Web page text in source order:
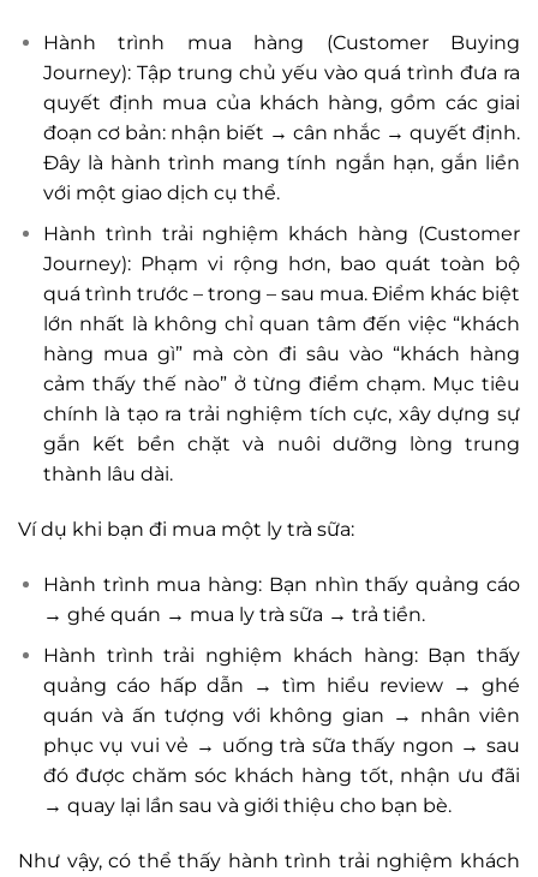
Hành trình mua hàng (Customer Buying
Journey): Tập trung chủ yếu vào quá trình đưa ra
quyết định mua của khách hàng, gồm các giai
đoạn cơ bản: nhận biết → cân nhắc → quyết định.
Đây là hành trình mang tính ngắn hạn, gắn liền
với một giao dịch cụ thể.
Hành trình trải nghiệm khách hàng (Customer
Journey): Phạm vi rộng hơn, bao quát toàn bộ
quá trình trước – trong – sau mua. Điểm khác biệt
lớn nhất là không chỉ quan tâm đến việc “khách
hàng mua gì” mà còn đi sâu vào “khách hàng
cảm thấy thế nào” ở từng điểm chạm. Mục tiêu
chính là tạo ra trải nghiệm tích cực, xây dựng sự
gắn kết bền chặt và nuôi dưỡng lòng trung
thành lâu dài.
Ví dụ khi bạn đi mua một ly trà sữa:
Hành trình mua hàng: Bạn nhìn thấy quảng cáo
→ ghé quán → mua ly trà sữa → trả tiền.
Hành trình trải nghiệm khách hàng: Bạn thấy
quảng cáo hấp dẫn → tìm hiểu review → ghé
quán và ấn tượng với không gian → nhân viên
phục vụ vui vẻ → uống trà sữa thấy ngon → sau
đó được chăm sóc khách hàng tốt, nhận ưu đãi
→ quay lại lần sau và giới thiệu cho bạn bè.
Như vậy, có thể thấy hành trình trải nghiệm khách